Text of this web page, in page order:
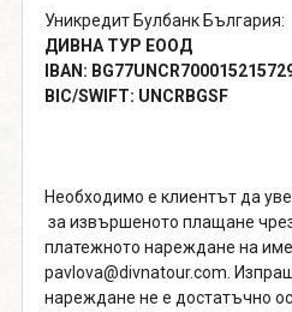
Уникредит Булбанк България:
ДИВНА ТУР ЕООД
IBAN:
BIC/SWIFT: UNCRBGSF
Необходимо е клиентът да
за извършеното плащане
платежното нареждане на
pavlova@divnatour.com.
нареждане не е достатъчно